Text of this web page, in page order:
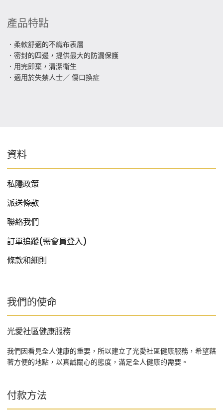
產品特點
．柔軟舒適的不織布表層
．密封的四邊，提供最大的防漏保護
．用完即棄，清潔衛生
．適用於失禁人士／ 傷口換症
資料
私隱政策
派送條款
聯絡我們
訂單追蹤(需會員登入)
條款和細則
我們的使命
光愛社區健康服務
我們因看見全人健康的重要，所以建立了光愛社區健康服務，希望藉
著方便的地點，以真誠關心的態度，滿足全人健康的需要。
付款方法